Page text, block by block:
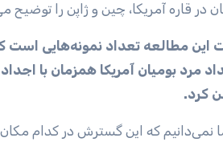
در قاره آمریکا، چین و ژاپن را توضیح
مرد بومیان آمریکا همزمان با
کرد.
نمی‌دانیم که این گسترش در کدام